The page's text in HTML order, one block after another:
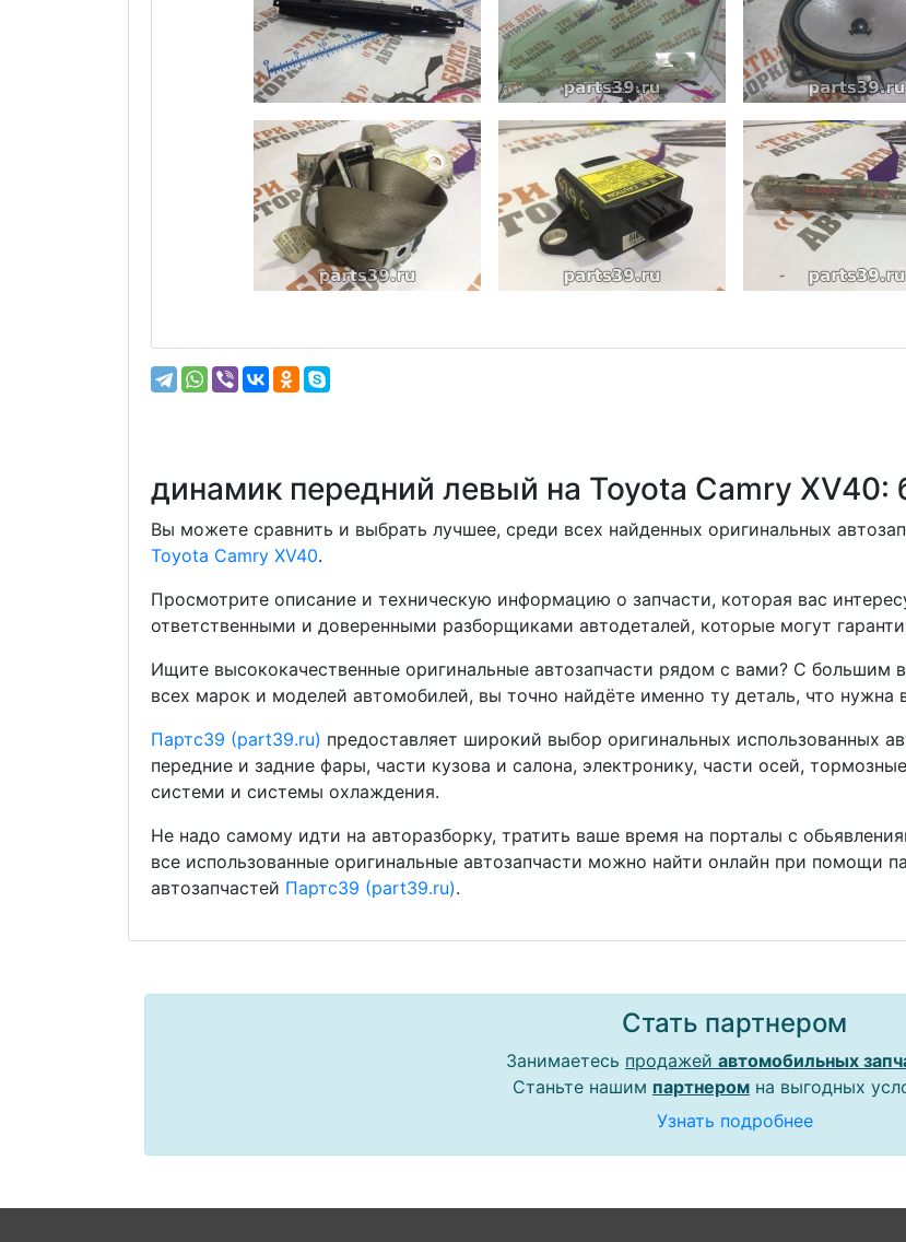
динамик передний левый на Toyota Camry
Вы можете сравнить и выбрать лучшее, среди всех найденных оригинальных
Toyota Camry XV40.
Просмотрите описание и техническую информацию о запчасти, которая вас
ответственными и доверенными разборщиками автодеталей, которые могут
Ищите высококачественные оригинальные автозапчасти рядом с вами? С большим
всех марок и моделей автомобилей, вы точно найдёте именно ту деталь, что нужна
Партс39 (part39.ru) предоставляет широкий выбор оригинальных использованных
передние и задние фары, части кузова и салона, электронику, части осей,
системи и системы охлаждения.
Не надо самому идти на авторазборку, тратить ваше время на порталы с
все использованные оригинальные автозапчасти можно найти онлайн при помощи
автозапчастей Партс39 (part39.ru).
Стать партнером
Занимаетесь продажей автомобильных
Станьте нашим партнером на выгодных
Узнать подробнее